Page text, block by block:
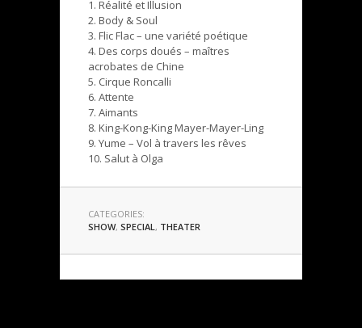
1. Réalité et Illusion
2. Body & Soul
3. Flic Flac – une variété poétique
4. Des corps doués – maîtres
acrobates de Chine
5. Cirque Roncalli
6. Attente
7. Aimants
8. King-Kong-King Mayer-Mayer-Ling
9. Yume – Vol à travers les rêves
10. Salut à Olga
CATEGORIES:
SHOW, SPECIAL, THEATER